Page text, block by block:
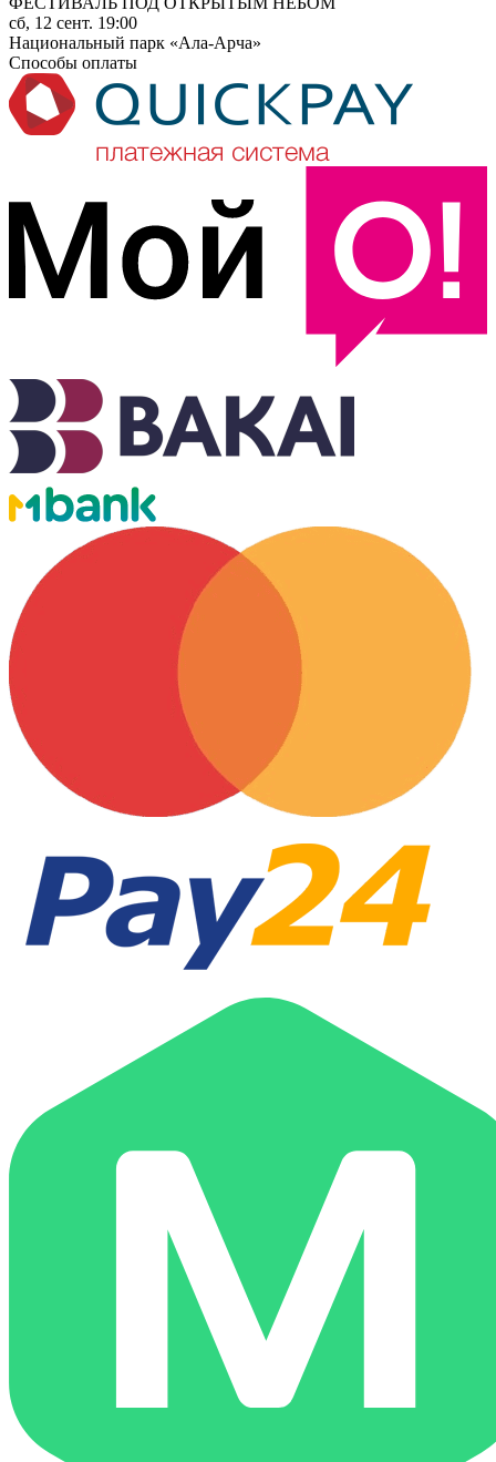
сб, 12 сент. 19:00
Национальный парк «Ала-Арча»
Способы оплаты